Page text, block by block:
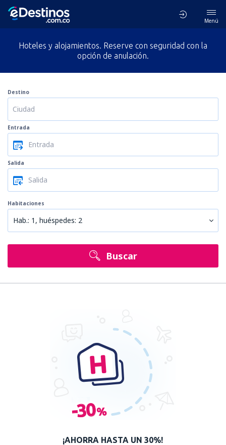
Menú
Hoteles y alojamientos. Reserve con seguridad con la
opción de anulación.
Destino
Entrada
Salida
Habitaciones
Hab.: 1, huéspedes: 2
Buscar
¡AHORRA HASTA UN 30%!